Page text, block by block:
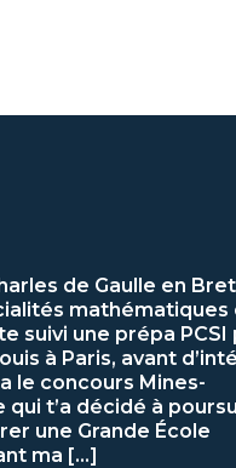
de Gaulle en
mathématiques
suivi une prépa PCSI
à Paris, avant
le concours Mines-
qui t’a décidé à
une Grande École
ma […]